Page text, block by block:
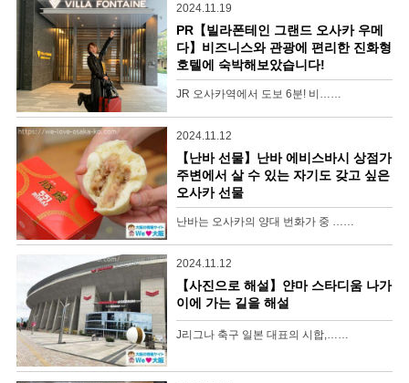
2024.11.19
PR【빌라폰테인 그랜드 오사카 우메
다】비즈니스와 관광에 편리한 진화형
호텔에 숙박해보았습니다!
JR 오사카역에서 도보 6분! 비……
2024.11.12
【난바 선물】난바 에비스바시 상점가
주변에서 살 수 있는 자기도 갖고 싶은
오사카 선물
난바는 오사카의 양대 번화가 중 ……
2024.11.12
【사진으로 해설】얀마 스타디움 나가
이에 가는 길을 해설
J리그나 축구 일본 대표의 시합,……